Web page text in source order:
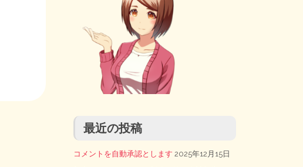
最近の投稿
コメントを自動承認とします 2025年12月15日